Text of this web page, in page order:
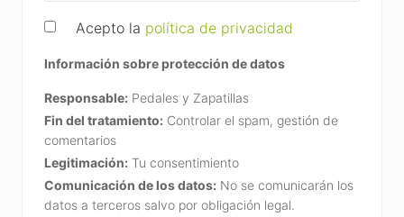
Acepto la política de privacidad
Información sobre protección de datos
Responsable: Pedales y Zapatillas
Fin del tratamiento: Controlar el spam, gestión de
comentarios
Legitimación: Tu consentimiento
Comunicación de los datos: No se comunicarán los
datos a terceros salvo por obligación legal.